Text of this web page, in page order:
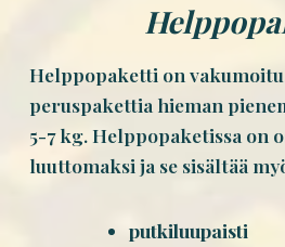
Helppopaketti on
peruspakettia hieman
5-7 kg. Helppopaketissa on
luuttomaksi ja se sisältää
putkiluupaisti